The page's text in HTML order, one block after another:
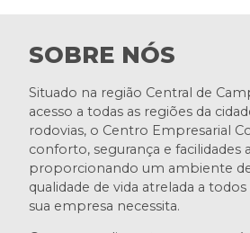
SOBRE NÓS
Situado na região Central de
acesso a todas as regiões da
rodovias, o Centro Empresarial
conforto, segurança e facilidades
proporcionando um ambiente
qualidade de vida atrelada a
sua empresa necessita.